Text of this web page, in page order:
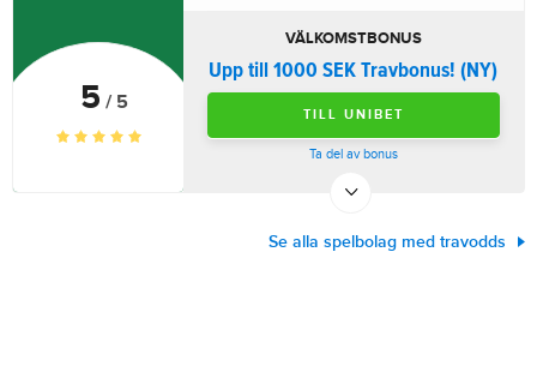
5 / 5
VÄLKOMSTBONUS
Upp till 1000 SEK Travbonus! (NY)
TILL UNIBET
Ta del av bonus
Se alla spelbolag med travodds